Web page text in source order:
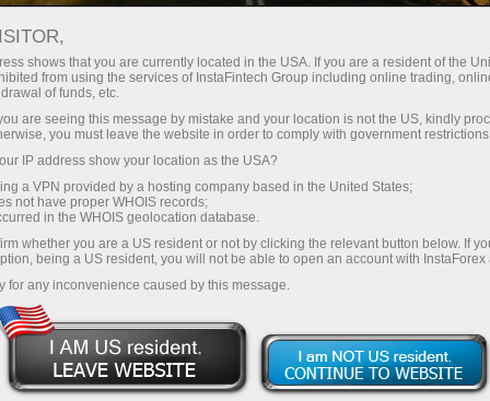
Yellow brick road to proficiency
ASIAN POWER - YELLOW
BRICK ROAD TO
PROFICIENCY
Buka akun trading
Buka akun demo
InstaForex menggunakan dan juga mencerdaskan
shows that you are currently located in the USA. If you are a resident of the
from using the services of InstaFintech Group including online trading,
of funds, etc.
are seeing this message by mistake and your location is not the US, kindly
you must leave the website in order to comply with government
IP address show your location as the USA?
a VPN provided by a hosting company based in the United States;
not have proper WHOIS records;
in the WHOIS geolocation database.
whether you are a US resident or not by clicking the relevant button below. If
being a US resident, you will not be able to open an account with InstaForex
for any inconvenience caused by this message.